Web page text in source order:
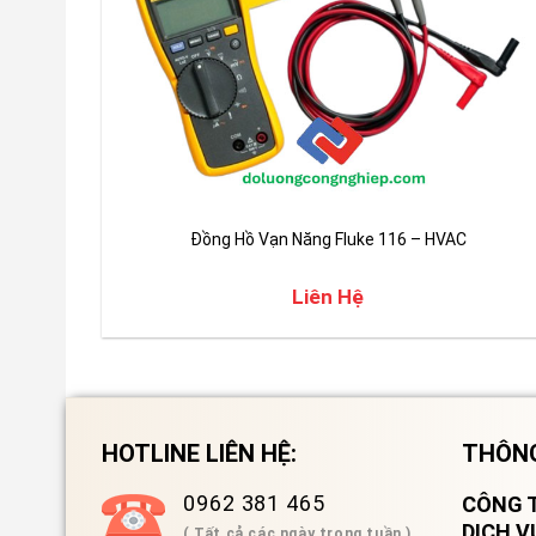
Đồng Hồ Vạn Năng Fluke 116 – HVAC
Liên Hệ
HOTLINE LIÊN HỆ:
0962 381 465
CÔNG